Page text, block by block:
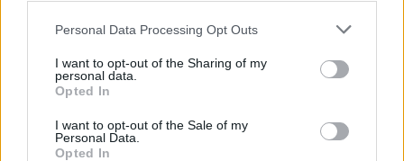
Please note that this website/app uses one or more Google
not limited to your visit or usage behaviour. You may click to
grant or deny consent to Google and its third-party tags to
use your data for below specified purposes in below Google
consent section.
Personal Data Processing Opt Outs
I want to opt-out of the Sharing of my
personal data.
Opted In
I want to opt-out of the Sale of my
Personal Data.
Opted In